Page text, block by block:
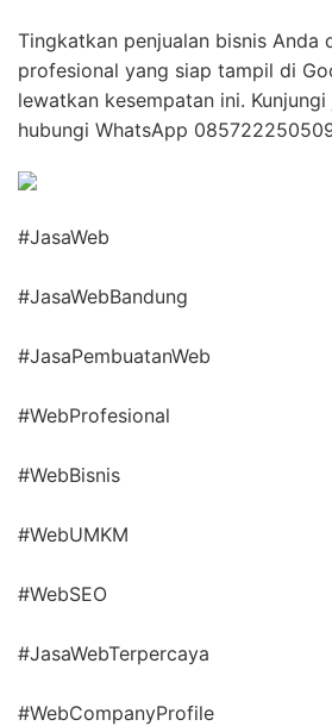
Tingkatkan penjualan bisnis Anda
profesional yang siap tampil di
lewatkan kesempatan ini.
hubungi WhatsApp
#JasaWeb
#JasaWebBandung
#JasaPembuatanWeb
#WebProfesional
#WebBisnis
#WebUMKM
#WebSEO
#JasaWebTerpercaya
#WebCompanyProfile